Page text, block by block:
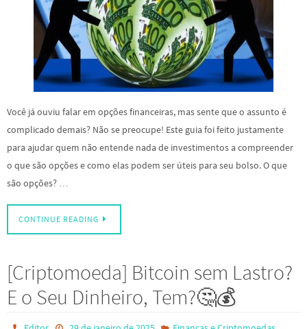
Você já ouviu falar em opções financeiras, mas sente que o assunto é
complicado demais? Não se preocupe! Este guia foi feito justamente
para ajudar quem não entende nada de investimentos a compreender
o que são opções e como elas podem ser úteis para seu bolso. O que
são opções? …
CONTINUE READING
[Criptomoeda] Bitcoin sem Lastro?
E o Seu Dinheiro, Tem?🤔💰